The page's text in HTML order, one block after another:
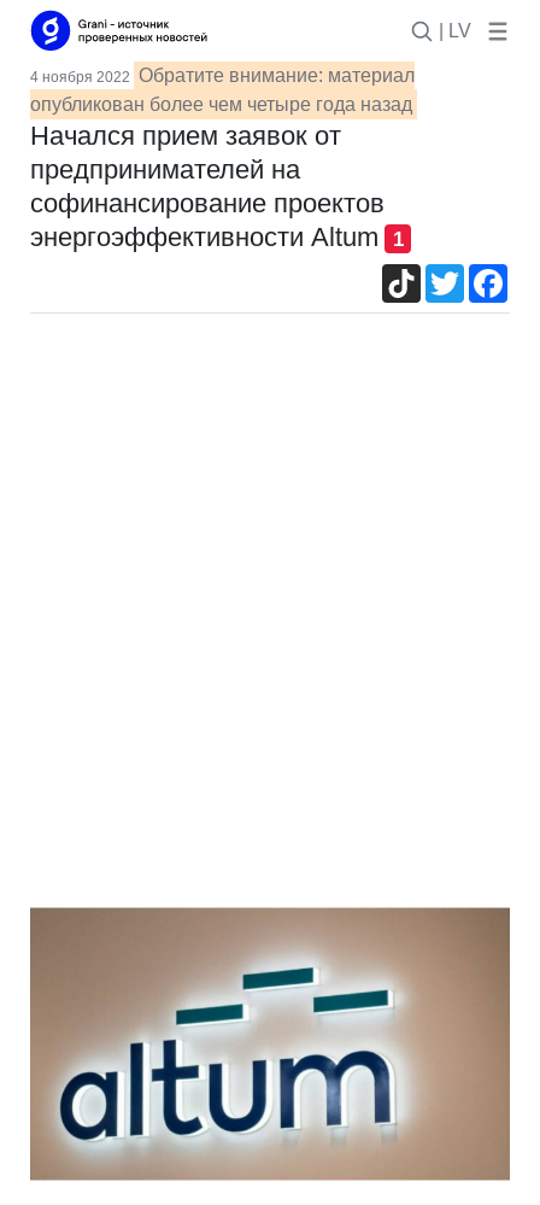
| LV
4 ноября 2022 Обратите внимание: материал
опубликован более чем четыре года назад
Начался прием заявок от
предпринимателей на
софинансирование проектов
энергоэффективности Altum
1
TikTokTwitter